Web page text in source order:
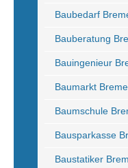
Baubedarf
Bauberatung
Bauingenieur
Baumarkt
Baumschule
Bausparkasse
Baustatiker